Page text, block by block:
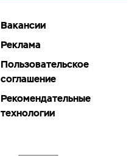
Вакансии
Реклама
Пользовательское
соглашение
Рекомендательные
технологии